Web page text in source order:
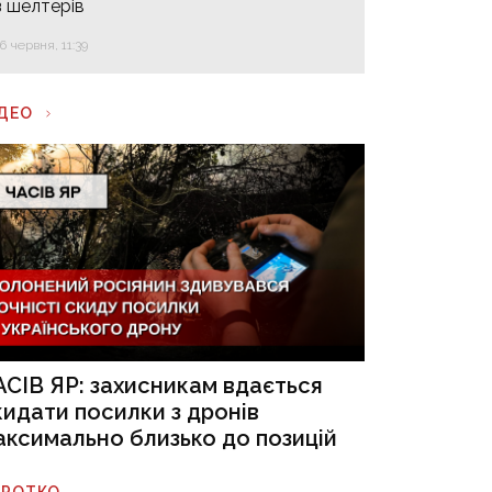
шелтерів
червня, 11:39
ЯР: захисникам вдається
посилки з дронів
близько до позицій